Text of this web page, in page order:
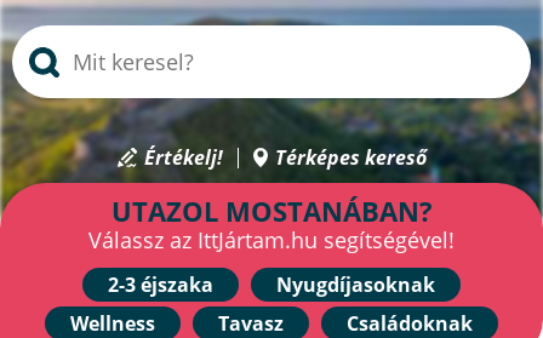
Értékelj! Térképes kereső
UTAZOL MOSTANÁBAN?
Válassz az IttJártam.hu segítségével!
2-3 éjszaka
Nyugdíjasoknak
Wellness
Tavasz Családoknak